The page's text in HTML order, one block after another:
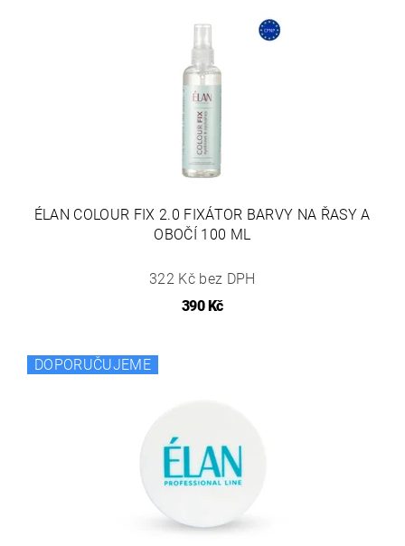
ÉLAN COLOUR FIX 2.0 FIXÁTOR BARVY NA ŘASY A
OBOČÍ 100 ML
322 Kč bez DPH
390 Kč
DOPORUČUJEME